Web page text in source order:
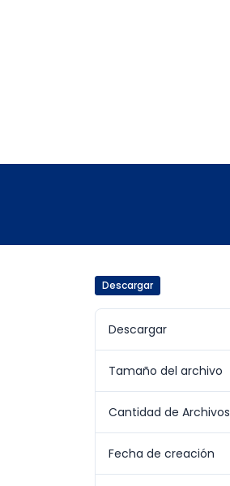
Descargar
Descargar
Tamaño del archivo
Cantidad de Archivos
Fecha de creación